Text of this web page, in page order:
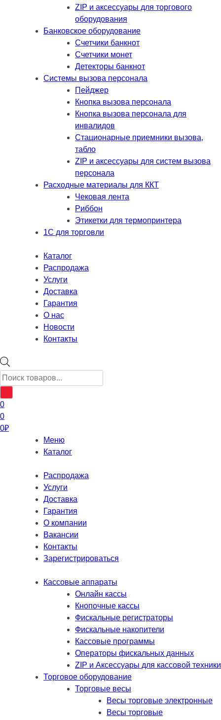
ZIP и аксессуары для торгового
оборудования
Банковское оборудование
Счетчики банкнот
Счетчики монет
Детекторы банкнот
Системы вызова персонала
Пейджер
Кнопка вызова персонала
Кнопка вызова персонала для
инвалидов
Стационарные приемники вызова,
табло
ZIP и аксессуары для систем вызова
персонала
Расходные материалы для ККТ
Чековая лента
Риббон
Этикетки для термопринтера
1С для торговли
Каталог
Распродажа
Услуги
Доставка
Гарантия
О нас
Новости
Контакты
Поиск
товаров
0
0
0₽
Меню
Каталог
Распродажа
Услуги
Доставка
Гарантия
О компании
Вакансии
Контакты
Зарегистрироваться
Кассовые аппараты
Онлайн кассы
Кнопочные кассы
Фискальные регистраторы
Фискальные накопители
Кассовые программы
Операторы фискальных данных
ZIP и Аксессуары для кассовой техники
Торговое оборудование
Торговые весы
Весы торговые электронные
Весы торговые